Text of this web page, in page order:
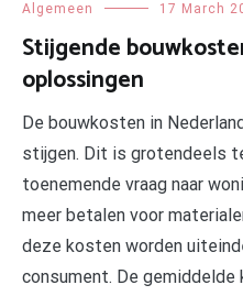
Algemeen 17 March
Stijgende
oplossingen
De bouwkosten in
stijgen. Dit is grotendeels
toenemende vraag naar
meer betalen voor
deze kosten worden
consument. De gemiddelde